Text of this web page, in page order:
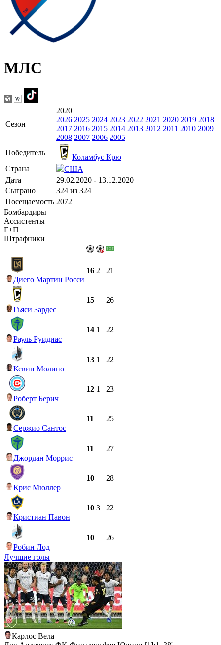
МЛС
Сезон
2020
2026 2025 2024 2023 2022 2021 2020 2019 2018
2017 2016 2015 2014 2013 2012 2011 2010 2009
2008 2007 2006 2005
Победитель
Коламбус Крю
Страна
США
Дата
29.02.2020 - 13.12.2020
Сыграно
324 из 324
Посещаемость 2072
Бомбардиры
Ассистенты
Г+П
Штрафники
Диего Мартин Росси
16 2 21
Гьяси Зардес
15 26
Рауль Руидиас
14 1 22
Кевин Молино
13 1 22
Роберт Берич
12 1 23
Сержио Сантос
11 25
Джордан Моррис
11 27
Крис Мюллер
10 28
Кристиан Павон
10 3 22
Робин Лод
10 26
Лучшие голы
Карлос Вела